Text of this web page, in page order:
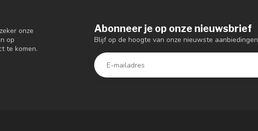
onze
op
te komen.
Abonneer je op onze nieuwsbrief
Blijf op de hoogte van onze nieuwste aanbiedingen